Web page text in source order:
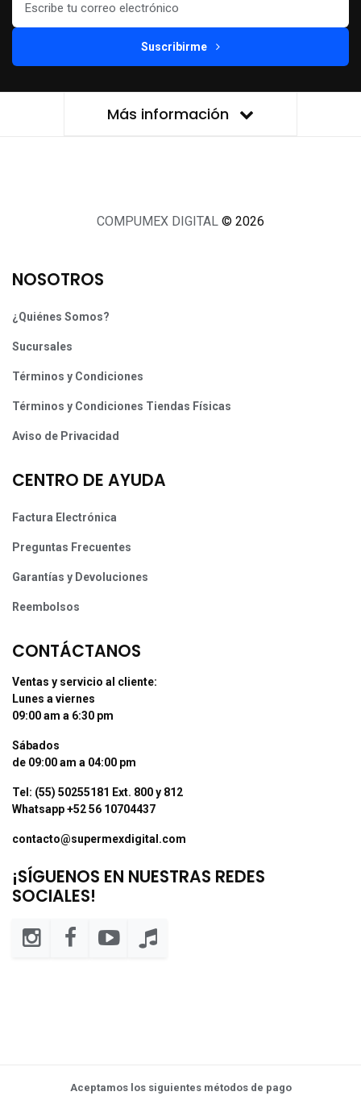
Suscribirme
Más información
COMPUMEX DIGITAL © 2026
NOSOTROS
¿Quiénes Somos?
Sucursales
Términos y Condiciones
Términos y Condiciones Tiendas Físicas
Aviso de Privacidad
CENTRO DE AYUDA
Factura Electrónica
Preguntas Frecuentes
Garantías y Devoluciones
Reembolsos
CONTÁCTANOS
Ventas y servicio al cliente:
Lunes a viernes
09:00 am a 6:30 pm
Sábados
de 09:00 am a 04:00 pm
Tel: (55) 50255181 Ext. 800 y 812
Whatsapp +52 56 10704437
contacto@supermexdigital.com
¡SÍGUENOS EN NUESTRAS REDES
SOCIALES!
Aceptamos los siguientes métodos de pago